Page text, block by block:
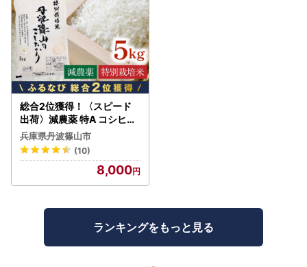
総合2位獲得！〈スピード
出荷〉減農薬 特A コシヒカ
リ 5kg 丹波篠山産 特別栽培
米 こしひかり
兵庫県丹波篠山市
(10)
8,000
ランキングをもっと見る